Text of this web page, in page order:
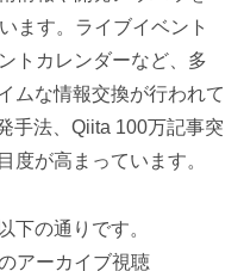
ます。ライブイベント
トカレンダーなど、多
ムな情報交換が行われて
手法、Qiita 100万記事突
度が高まっています。
下の通りです。
アーカイブ視聴